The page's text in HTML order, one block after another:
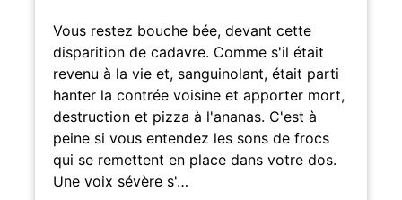
Vous restez bouche bée, devant cette
disparition de cadavre. Comme s'il était
revenu à la vie et, sanguinolant, était parti
hanter la contrée voisine et apporter mort,
destruction et pizza à l'ananas. C'est à
peine si vous entendez les sons de frocs
qui se remettent en place dans votre dos.
Une voix sévère s'…